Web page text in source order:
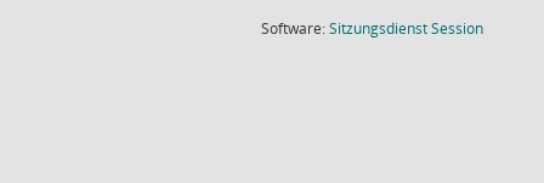
Software:SitzungsdienstSession(Wird in